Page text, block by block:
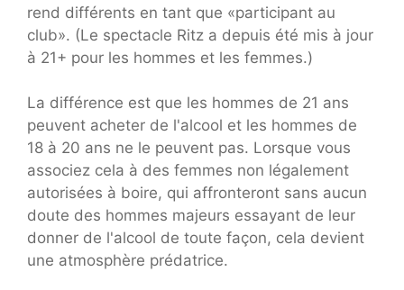
rend différents en tant que «participant au
club». (Le spectacle Ritz a depuis été mis à jour
à 21+ pour les hommes et les femmes.)
La différence est que les hommes de 21 ans
peuvent acheter de l'alcool et les hommes de
18 à 20 ans ne le peuvent pas. Lorsque vous
associez cela à des femmes non légalement
autorisées à boire, qui affronteront sans aucun
doute des hommes majeurs essayant de leur
donner de l'alcool de toute façon, cela devient
une atmosphère prédatrice.